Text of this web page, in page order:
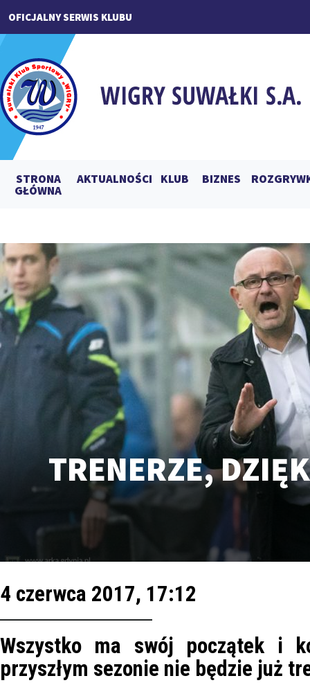
OFICJALNY SERWIS KLUBU
STRONA
GŁÓWNA
AKTUALNOŚCI KLUB BIZNES
TRENERZE,
4 czerwca 2017, 17:12
Wszystko ma swój początek i
przyszłym sezonie nie będzie już